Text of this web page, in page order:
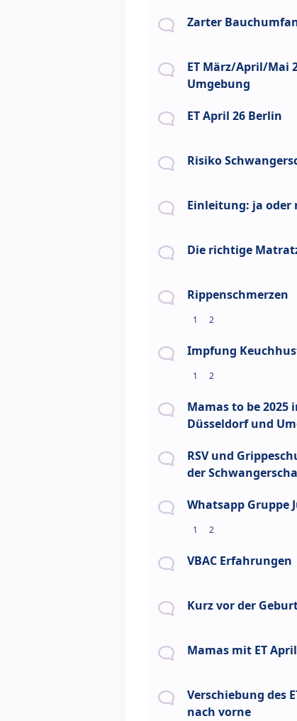
Zarter
ET März/April/Mai
Umgebung
ET April 26 Berlin
Risiko
Einleitung: ja oder
Die richtige
Rippenschmerzen
1 2
Impfung
1 2
Mamas to be 2025
Düsseldorf und
RSV und
der
Whatsapp Gruppe
1 2
VBAC Erfahrungen
Kurz vor der
Mamas mit ET
Verschiebung des
nach vorne